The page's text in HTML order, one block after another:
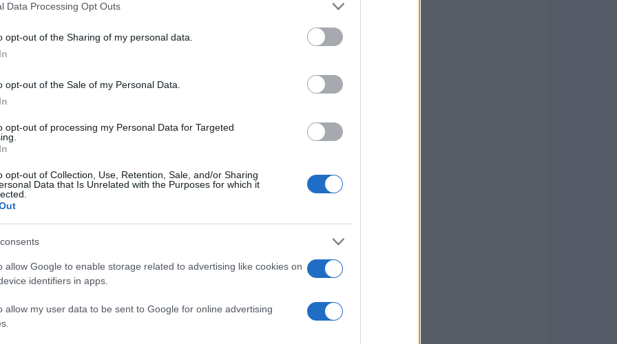
Data Processing Opt Outs
opt-out of the Sharing of my personal data.
opt-out of the Sale of my Personal Data.
opt-out of processing my Personal Data for Targeted
opt-out of Collection, Use, Retention, Sale, and/or Sharing
Data that Is Unrelated with the Purposes for which it
allow Google to enable storage related to advertising like cookies on
identifiers in apps.
allow my user data to be sent to Google for online advertising
da cogliere
piattaforme come Amazon, dove le offerte
Ma come navigare in questo mare di
le offerte possono variare rapidamente: un
a uno esaurito in pochi minuti. Dunque, è
e non lasciarsi sfuggire le occasioni migliori.
è importante considerare non solo il prezzo,
il miglior valore nel lungo termine. Nella
questi aspetti, finendo per acquistare